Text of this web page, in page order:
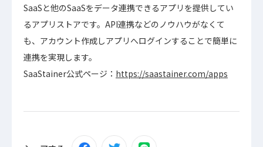
SaaSと他のSaaSをデータ連携できるアプリを提供してい
るアプリストアです。API連携などのノウハウがなくて
も、アカウント作成しアプリへログインすることで簡単に
連携を実現します。
SaaStainer公式ページ： https://saastainer.com/apps